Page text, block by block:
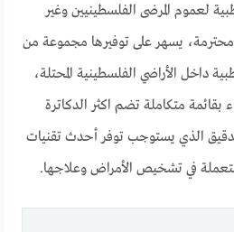
لعموم المرضى الفلسطينيين وغير
يسهر على توفيرها مجموعة من
داخل الأراضي الفلسطينية المحتلة،
بقائمة متكاملة تضم اكثر الدكاترة
الذي يستوجب توفر أحدث تقنيات
في تشخيص الأمراض وعلاجها.